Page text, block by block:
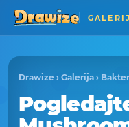
Drawize › Galerija ›